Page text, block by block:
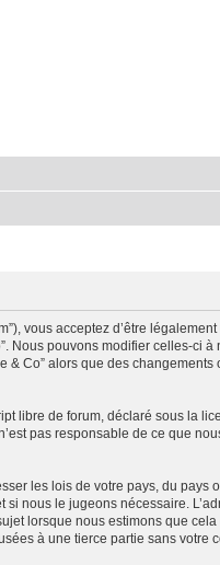
vous acceptez d’être
Nous pouvons modifier celles-ci
Co” alors que des
libre de forum, déclaré sous la
pas responsable de ce que
les lois de votre pays, du pays
nous le jugeons nécessaire.
lorsque nous estimons que
à une tierce partie sans votre